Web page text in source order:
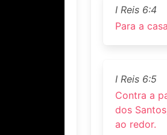
I Reis 6:4
Para a
I Reis 6:5
Contra a
dos
ao redor.